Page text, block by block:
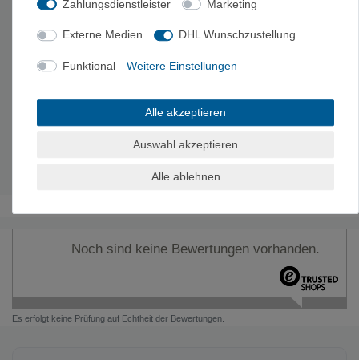
Kochgeschirr-Material:EU Lebensmittelechtes Silikon
und hartanodisiertes Aluminium
EU Lebensmittelechtes Silikon und
glasfaserverstärktes Nylon 66
15 x 15 x 14.5 cm
Topfvolumen:1.1 L
Sicheres Füllvolumen:0.8 L
Noch sind keine Bewertungen vorhanden.
Es erfolgt keine Prüfung auf Echtheit der Bewertungen.
Zahlungsdienstleister Marketing
Externe Medien DHL Wunschzustellung
Funktional Weitere Einstellungen
Alle akzeptieren
Auswahl akzeptieren
Alle ablehnen